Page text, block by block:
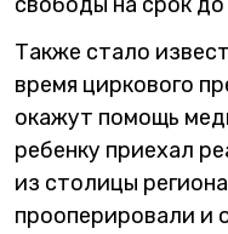
Также стало
время циркового
окажут помощь
ребенку приехал
из столицы
прооперировали и